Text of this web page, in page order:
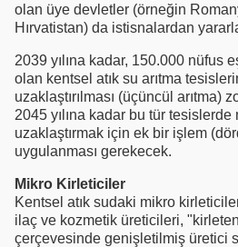
olan üye devletler (örneğin
Hırvatistan) da istisnalardan
2039 yılına kadar, 150.000 nüfus
olan kentsel atık su arıtma
uzaklaştırılması (üçüncül arıtma)
2045 yılına kadar bu tür
uzaklaştırmak için ek bir işlem
uygulanması gerekecek.
Mikro Kirleticiler
Kentsel atık sudaki mikro
ilaç ve kozmetik üreticileri,
çerçevesinde genişletilmiş üretici